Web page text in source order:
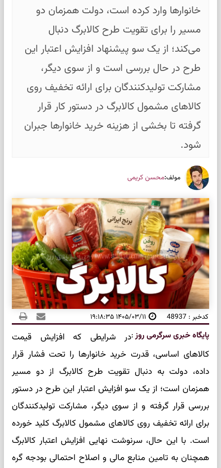
خانوارها وارد کرده است، دولت همزمان دو
مسیر را برای تقویت طرح کالابرگ دنبال
می‌کند؛ از یک سو پیشنهاد افزایش اعتبار این
طرح در حال بررسی است و از سوی دیگر،
مشارکت تولیدکنندگان برای ارائه تخفیف روی
کالاهای مشمول کالابرگ در دستور کار قرار
گرفته تا بخشی از هزینه خرید خانوارها جبران
شود.
مولف:محسن کریمی
کدخبر : 48937 ۱۴۰۵/۰۳/۱۱ ۱۹:۱۸:۳۵
پایگاه خبری سرگرمی روز:در شرایطی که افزایش قیمت
کالاهای اساسی، قدرت خرید خانوارها را تحت فشار قرار
داده، دولت به دنبال تقویت طرح کالابرگ از دو مسیر
همزمان است؛ از یک سو افزایش اعتبار این طرح در دستور
بررسی قرار گرفته و از سوی دیگر، مشارکت تولیدکنندگان
برای ارائه تخفیف روی کالاهای مشمول کالابرگ کلید خورده
است. با این حال، سرنوشت نهایی افزایش اعتبار کالابرگ
همچنان به تامین منابع مالی و اصلاح احتمالی بودجه گره